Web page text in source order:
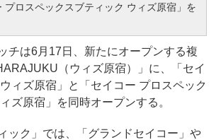
プロスペックスブティック ウィズ原宿」を
チは6月17日、新たにオープンする複
（ウィズ原宿）」に、「セイ
ィズ原宿」と「セイコー プロスペック
ズ原宿」を同時オープンする。
ック」では、「グランドセイコー」や